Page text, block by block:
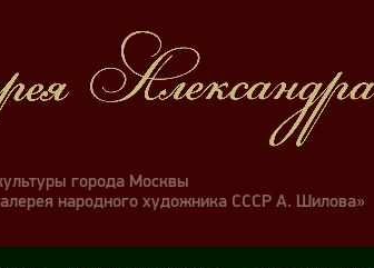
города Москвы
народного художника СССР А. Шилова»